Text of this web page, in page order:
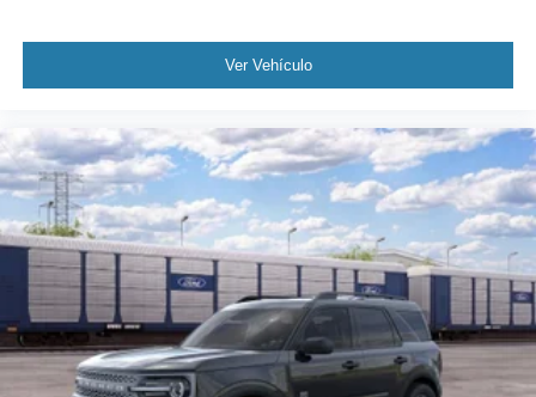
Ver Vehículo